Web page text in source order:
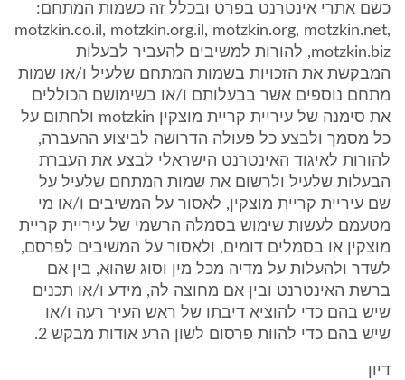
כשם אתרי אינטרנט בפרט ובכלל זה כשמות המתחם:
motzkin.co.il, motzkin.org.il, motzkin.org, motzkin.net,
motzkin.biz, להורות למשיבים להעביר לבעלות
המבקשת את הזכויות בשמות המתחם שלעיל ו/או שמות
מתחם נוספים אשר בבעלותם ו/או בשימושם הכוללים
את סימנה של עיריית קריית מוצקין motzkin ולחתום על
כל מסמך ולבצע כל פעולה הדרושה לביצוע ההעברה,
להורות לאיגוד האינטרנט הישראלי לבצע את העברת
הבעלות שלעיל ולרשום את שמות המתחם שלעיל על
שם עיריית קריית מוצקין, לאסור על המשיבים ו/או מי
מטעמם לעשות שימוש בסמלה הרשמי של עיריית קריית
מוצקין או בסמלים דומים, ולאסור על המשיבים לפרסם,
לשדר ולהעלות על מדיה מכל מין וסוג שהוא, בין אם
ברשת האינטרנט ובין אם מחוצה לה, מידע ו/או תכנים
שיש בהם כדי להוציא דיבתו של ראש העיר רעה ו/או
שיש בהם כדי להוות פרסום לשון הרע אודות מבקש 2.
דיון